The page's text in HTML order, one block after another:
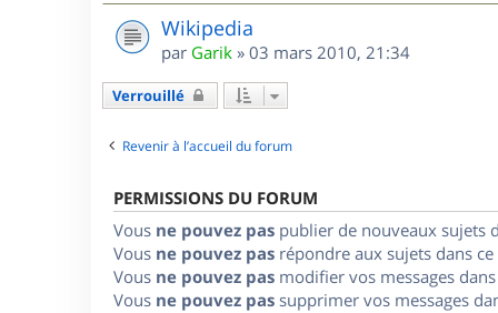
Wikipedia
par Garik » 03 mars 2010, 21:34
Verrouillé
Revenir à l’accueil du forum
PERMISSIONS DU FORUM
Vous ne pouvez pas publier de nouveaux sujets
Vous ne pouvez pas répondre aux sujets dans
Vous ne pouvez pas modifier vos messages
Vous ne pouvez pas supprimer vos messages